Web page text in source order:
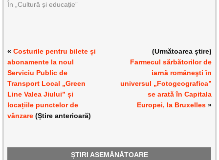
În „Cultură și educație”
«Costurile pentru bilete și
abonamente la noul
Serviciu Public de
Transport Local „Green
Line Valea Jiului” și
locațiile punctelor de
vânzare (Știre anterioară)
(Următoarea știre)
Farmecul sărbătorilor de
iarnă româneşti în
universul „Fotogeografica”
se arată în Capitala
Europei, la Bruxelles»
ȘTIRI ASEMĂNĂTOARE